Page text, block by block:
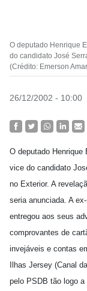
O deputado Henrique
do candidato José
(Crédito: Emerson
26/12/2002 - 10:00
O deputado Henrique
vice do candidato
no Exterior. A
seria anunciada. A
entregou aos seus
comprovantes de
invejáveis e contas
Ilhas Jersey (Canal
pelo PSDB tão logo